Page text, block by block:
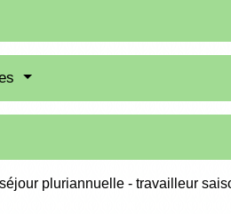
pluriannuelle - travailleur